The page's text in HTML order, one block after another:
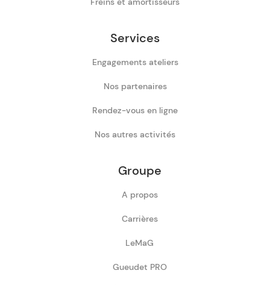
Services
Engagements ateliers
Nos partenaires
Rendez-vous en ligne
Nos autres activités
Groupe
A propos
Carrières
LeMaG
Gueudet PRO